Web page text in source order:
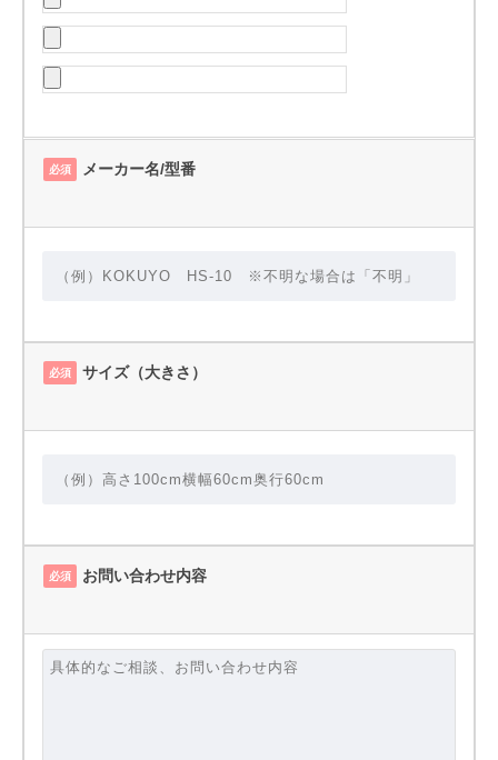
必須 メーカー名/型番
必須 サイズ（大きさ）
必須 お問い合わせ内容